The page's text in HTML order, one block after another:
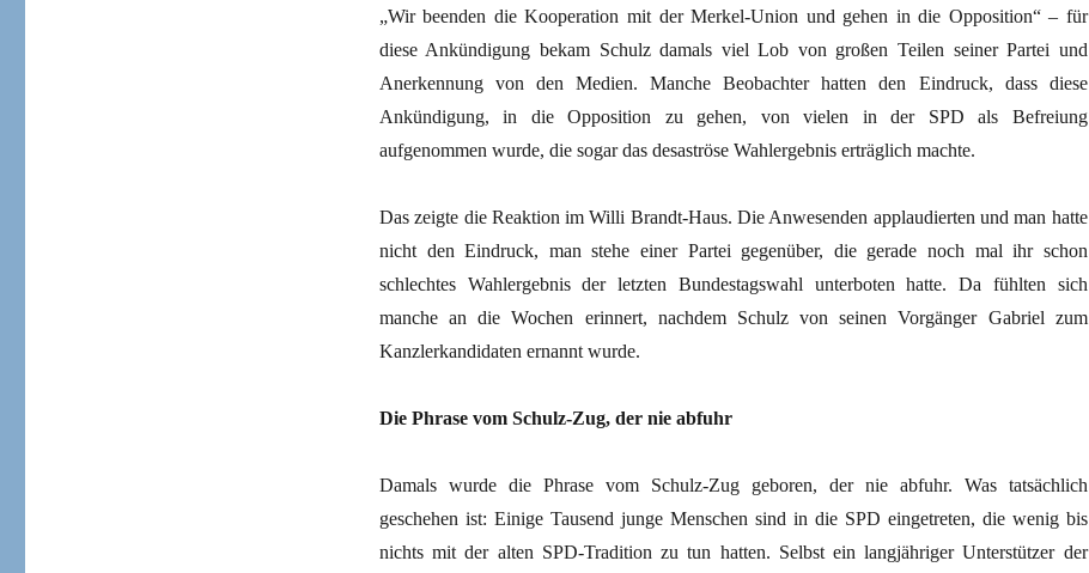
„Wir beenden die Kooperation mit der Merkel-Union und gehen in die Opposition“ – für
diese Ankündigung bekam Schulz damals viel Lob von großen Teilen seiner Partei und
Anerkennung von den Medien. Manche Beobachter hatten den Eindruck, dass diese
Ankündigung, in die Opposition zu gehen, von vielen in der SPD als Befreiung
aufgenommen wurde, die sogar das desaströse Wahlergebnis erträglich machte.
Das zeigte die Reaktion im Willi Brandt-Haus. Die Anwesenden applaudierten und man hatte
nicht den Eindruck, man stehe einer Partei gegenüber, die gerade noch mal ihr schon
schlechtes Wahlergebnis der letzten Bundestagswahl unterboten hatte. Da fühlten sich
manche an die Wochen erinnert, nachdem Schulz von seinen Vorgänger Gabriel zum
Kanzlerkandidaten ernannt wurde.
Die Phrase vom Schulz-Zug, der nie abfuhr
Damals wurde die Phrase vom Schulz-Zug geboren, der nie abfuhr. Was tatsächlich
geschehen ist: Einige Tausend junge Menschen sind in die SPD eingetreten, die wenig bis
nichts mit der alten SPD-Tradition zu tun hatten. Selbst ein langjähriger Unterstützer der